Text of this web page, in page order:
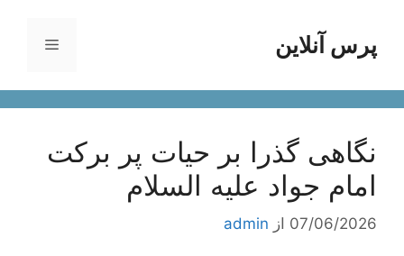
محتواپرس آنلاین فهرست
نگاهی گذرا بر حیات پر برکت
امام جواد علیه السلام
07/06/2026 از admin